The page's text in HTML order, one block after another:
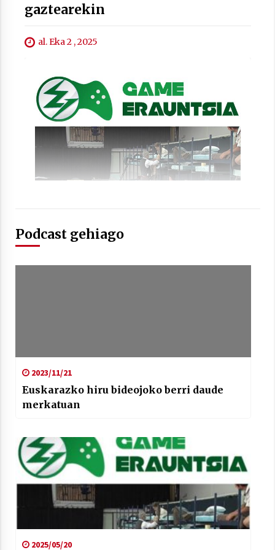
gaztearekin
al. Eka 2 , 2025
Podcast gehiago
2023/11/21
Euskarazko hiru bideojoko berri daude
merkatuan
2025/05/20